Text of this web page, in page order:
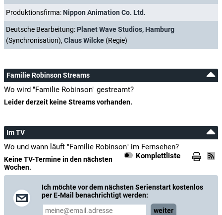
Produktionsfirma: Nippon Animation Co. Ltd.
Deutsche Bearbeitung: Planet Wave Studios, Hamburg
(Synchronisation), Claus Wilcke (Regie)
Familie Robinson Streams
Wo wird "Familie Robinson" gestreamt?
Leider derzeit keine Streams vorhanden.
Im TV
Wo und wann läuft "Familie Robinson" im Fernsehen?
Komplettliste
Keine TV-Termine in den nächsten
Wochen.
Ich möchte vor dem nächsten Serienstart kostenlos
per E-Mail benachrichtigt werden:
weiter